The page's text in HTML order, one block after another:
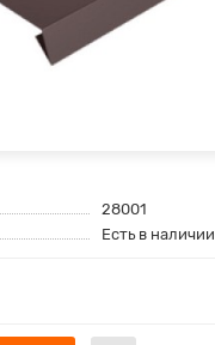
28001
Есть в наличии